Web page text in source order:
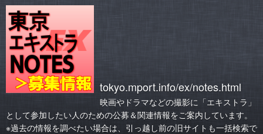
tokyo.mport.info/ex/notes.html
映画やドラマなどの撮影に「エキストラ」
として参加したい人のための公募＆関連情報をご案内しています。
※過去の情報を調べたい場合は、引っ越し前の旧サイトも一括検索で